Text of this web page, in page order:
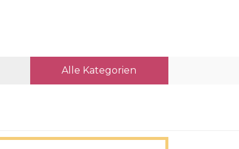
Alle Kategorien